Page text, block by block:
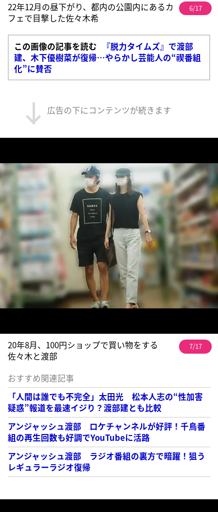
22年12月の昼下がり、都内の公園内にあるカ
フェで目撃した佐々木希
6/17
この画像の記事を読む
『脱力タイムズ』で渡部
建、木下優樹菜が復帰…やらかし芸能人の“禊番組
化”に賛否
広告の下にコンテンツが続きます
20年8月、100円ショップで買い物をする
佐々木と渡部
7/17
おすすめ関連記事
「人間は誰でも不完全」太田光 松本人志の“性加害
疑惑”報道を最速イジり？渡部建とも比較
アンジャッシュ渡部 ロケチャンネルが好評！千鳥番
組の再生回数も好調でYouTubeに活路
アンジャッシュ渡部 ラジオ番組の裏方で暗躍！狙う
レギュラーラジオ復帰